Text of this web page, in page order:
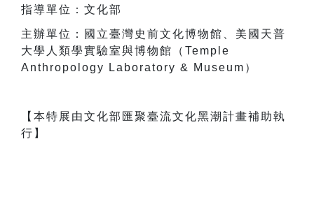
指導單位：文化部
主辦單位：國立臺灣史前文化博物館、美國天普
大學人類學實驗室與博物館（Temple
Anthropology Laboratory & Museum）
【本特展由文化部匯聚臺流文化黑潮計畫補助執
行】